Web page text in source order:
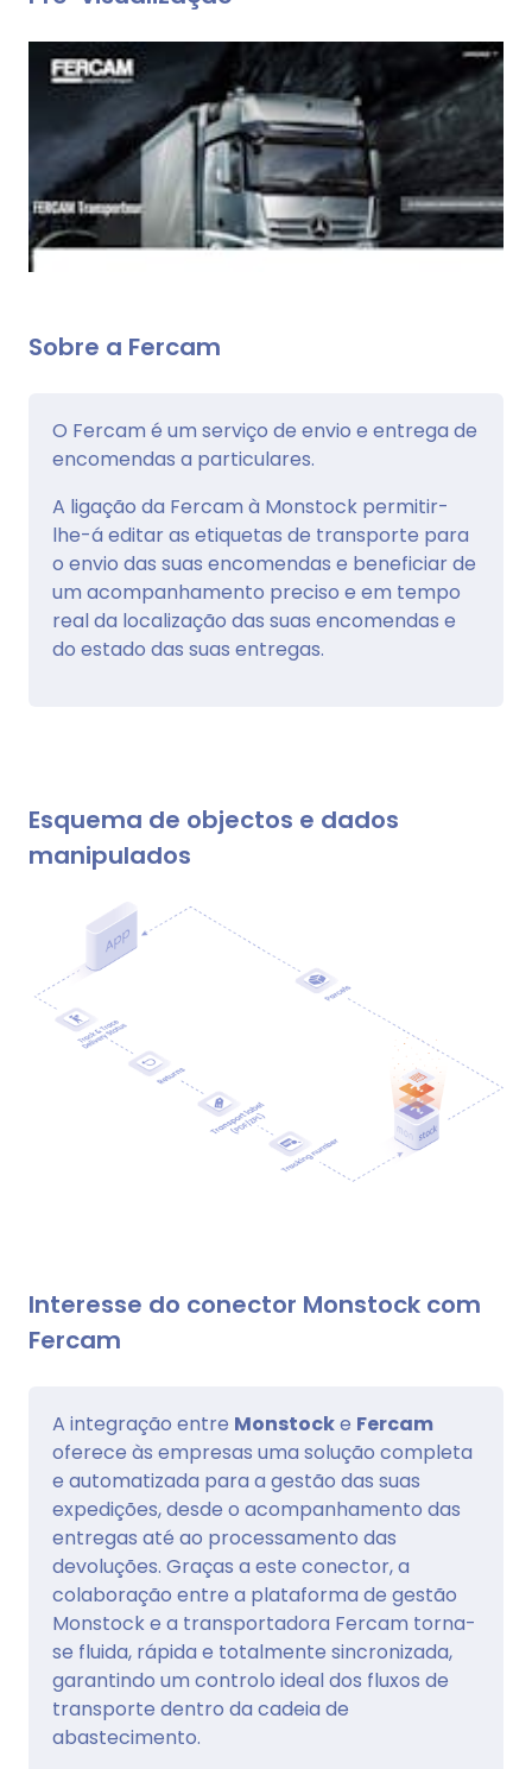
Sobre a Fercam
O Fercam é um serviço de envio e entrega de
encomendas a particulares.
A ligação da Fercam à Monstock permitir-
lhe-á editar as etiquetas de transporte para
o envio das suas encomendas e beneficiar de
um acompanhamento preciso e em tempo
real da localização das suas encomendas e
do estado das suas entregas.
Esquema de objectos e dados
manipulados
Interesse do conector Monstock com
Fercam
A integração entre Monstocke Fercam
oferece às empresas uma solução completa
e automatizada para a gestão das suas
expedições, desde o acompanhamento das
entregas até ao processamento das
devoluções. Graças a este conector, a
colaboração entre a plataforma de gestão
Monstock e a transportadora Fercam torna-
se fluida, rápida e totalmente sincronizada,
garantindo um controlo ideal dos fluxos de
transporte dentro da cadeia de
abastecimento.